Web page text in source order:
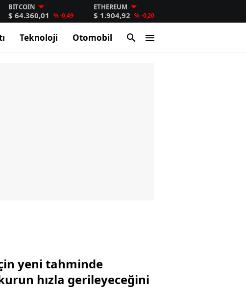
BITCOIN
$ 64.360,01 % -0,49
ETHEREUM
$ 1.904,92 % -0,20
Teknoloji Otomobil
yeni tahminde
hızla gerileyeceğini